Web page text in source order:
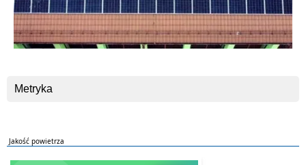
Metryka
Jakość powietrza